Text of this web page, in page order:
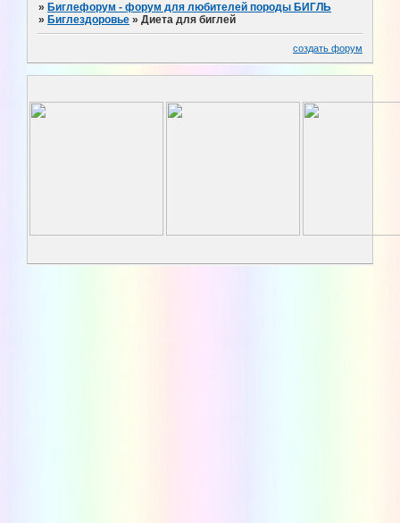
» Биглефорум - форум для любителей породы БИГЛЬ
» Биглездоровье »Диета для биглей
создать форум